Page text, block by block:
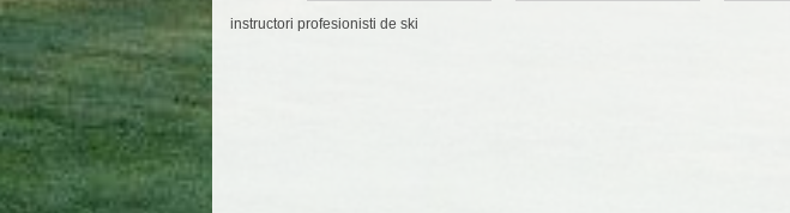
instructori profesionisti de ski